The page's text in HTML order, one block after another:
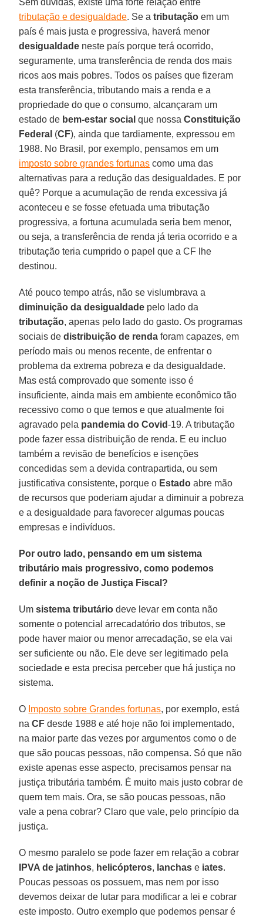
tributação e desigualdade. Se atributação em um
país é mais justa e progressiva, haverá menor
desigualdade neste país porque terá ocorrido,
seguramente, uma transferência de renda dos mais
ricos aos mais pobres. Todos os países que fizeram
esta transferência, tributando mais a renda e a
propriedade do que o consumo, alcançaram um
estado de bem-estar social que nossaConstituição
Federal (CF), ainda que tardiamente, expressou em
1988. No Brasil, por exemplo, pensamos em um
imposto sobre grandes fortunas como uma das
alternativas para a redução das desigualdades. E por
quê? Porque a acumulação de renda excessiva já
aconteceu e se fosse efetuada uma tributação
progressiva, a fortuna acumulada seria bem menor,
ou seja, a transferência de renda já teria ocorrido e a
tributação teria cumprido o papel que a CF lhe
destinou.
Até pouco tempo atrás, não se vislumbrava a
diminuição da desigualdade pelo lado da
tributação, apenas pelo lado do gasto. Os programas
sociais dedistribuição de renda foram capazes, em
período mais ou menos recente, de enfrentar o
problema da extrema pobreza e da desigualdade.
Mas está comprovado que somente isso é
insuficiente, ainda mais em ambiente econômico tão
recessivo como o que temos e que atualmente foi
agravado pela pandemia do Covid-19. A tributação
pode fazer essa distribuição de renda. E eu incluo
também a revisão de benefícios e isenções
concedidas sem a devida contrapartida, ou sem
justificativa consistente, porque o Estado abre mão
de recursos que poderiam ajudar a diminuir a pobreza
e a desigualdade para favorecer algumas poucas
empresas e indivíduos.
Por outro lado, pensando em um sistema
tributário mais progressivo, como podemos
definir a noção de Justiça Fiscal?
Umsistema tributário deve levar em conta não
somente o potencial arrecadatório dos tributos, se
pode haver maior ou menor arrecadação, se ela vai
ser suficiente ou não. Ele deve ser legitimado pela
sociedade e esta precisa perceber que há justiça no
sistema.
O Imposto sobre Grandes fortunas, por exemplo, está
naCF desde 1988 e até hoje não foi implementado,
na maior parte das vezes por argumentos como o de
que são poucas pessoas, não compensa. Só que não
existe apenas esse aspecto, precisamos pensar na
justiça tributária também. É muito mais justo cobrar de
quem tem mais. Ora, se são poucas pessoas, não
vale a pena cobrar? Claro que vale, pelo princípio da
justiça.
O mesmo paralelo se pode fazer em relação a cobrar
IPVA de jatinhos, helicópteros, lanchase iates.
Poucas pessoas os possuem, mas nem por isso
devemos deixar de lutar para modificar a lei e cobrar
este imposto. Outro exemplo que podemos pensar é